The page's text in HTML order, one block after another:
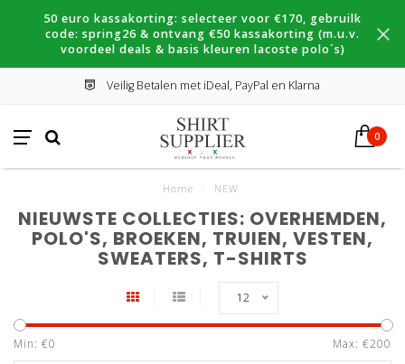
50 euro kassakorting: selecteer voor €170, gebruilk
code: spring26 & ontvang €50 kassakorting (m.u.v.
voordeel deals & basis kleuren lacoste polo´s)
Veilig Betalen met iDeal, PayPal en Klarna
0
Home NEW
NIEUWSTE COLLECTIES: OVERHEMDEN,
POLO'S, BROEKEN, TRUIEN, VESTEN,
SWEATERS, T-SHIRTS
12
Min: €0 Max: €200